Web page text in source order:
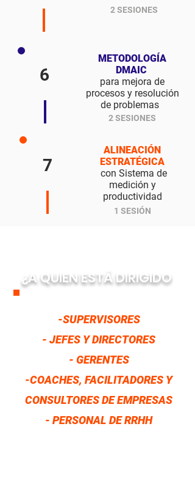
2 SESIONES
6
7
METODOLOGÍA
DMAIC
para mejora de
procesos y resolución
de problemas
2 SESIONES
ALINEACIÓN
ESTRATÉGICA
con Sistema de
medición y
productividad
1 SESIÓN
-SUPERVISORES
- JEFES Y DIRECTORES
- GERENTES
-COACHES, FACILITADORES Y
CONSULTORES DE EMPRESAS
- PERSONAL DE RRHH
¿A QUIEN ESTÁ DIRIGIDO